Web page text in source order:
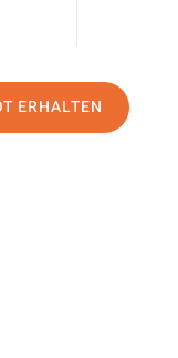
ERHALTEN